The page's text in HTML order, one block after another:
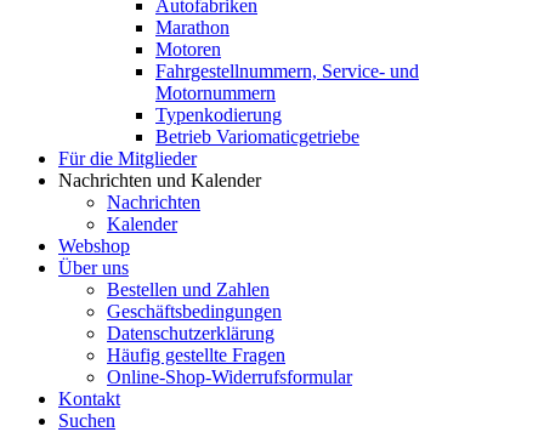
Autofabriken
Marathon
Motoren
Fahrgestellnummern, Service- und
Motornummern
Typenkodierung
Betrieb Variomaticgetriebe
Für die Mitglieder
Nachrichten und Kalender
Nachrichten
Kalender
Webshop
Über uns
Bestellen und Zahlen
Geschäftsbedingungen
Datenschutzerklärung
Häufig gestellte Fragen
Online-Shop-Widerrufsformular
Kontakt
Suchen